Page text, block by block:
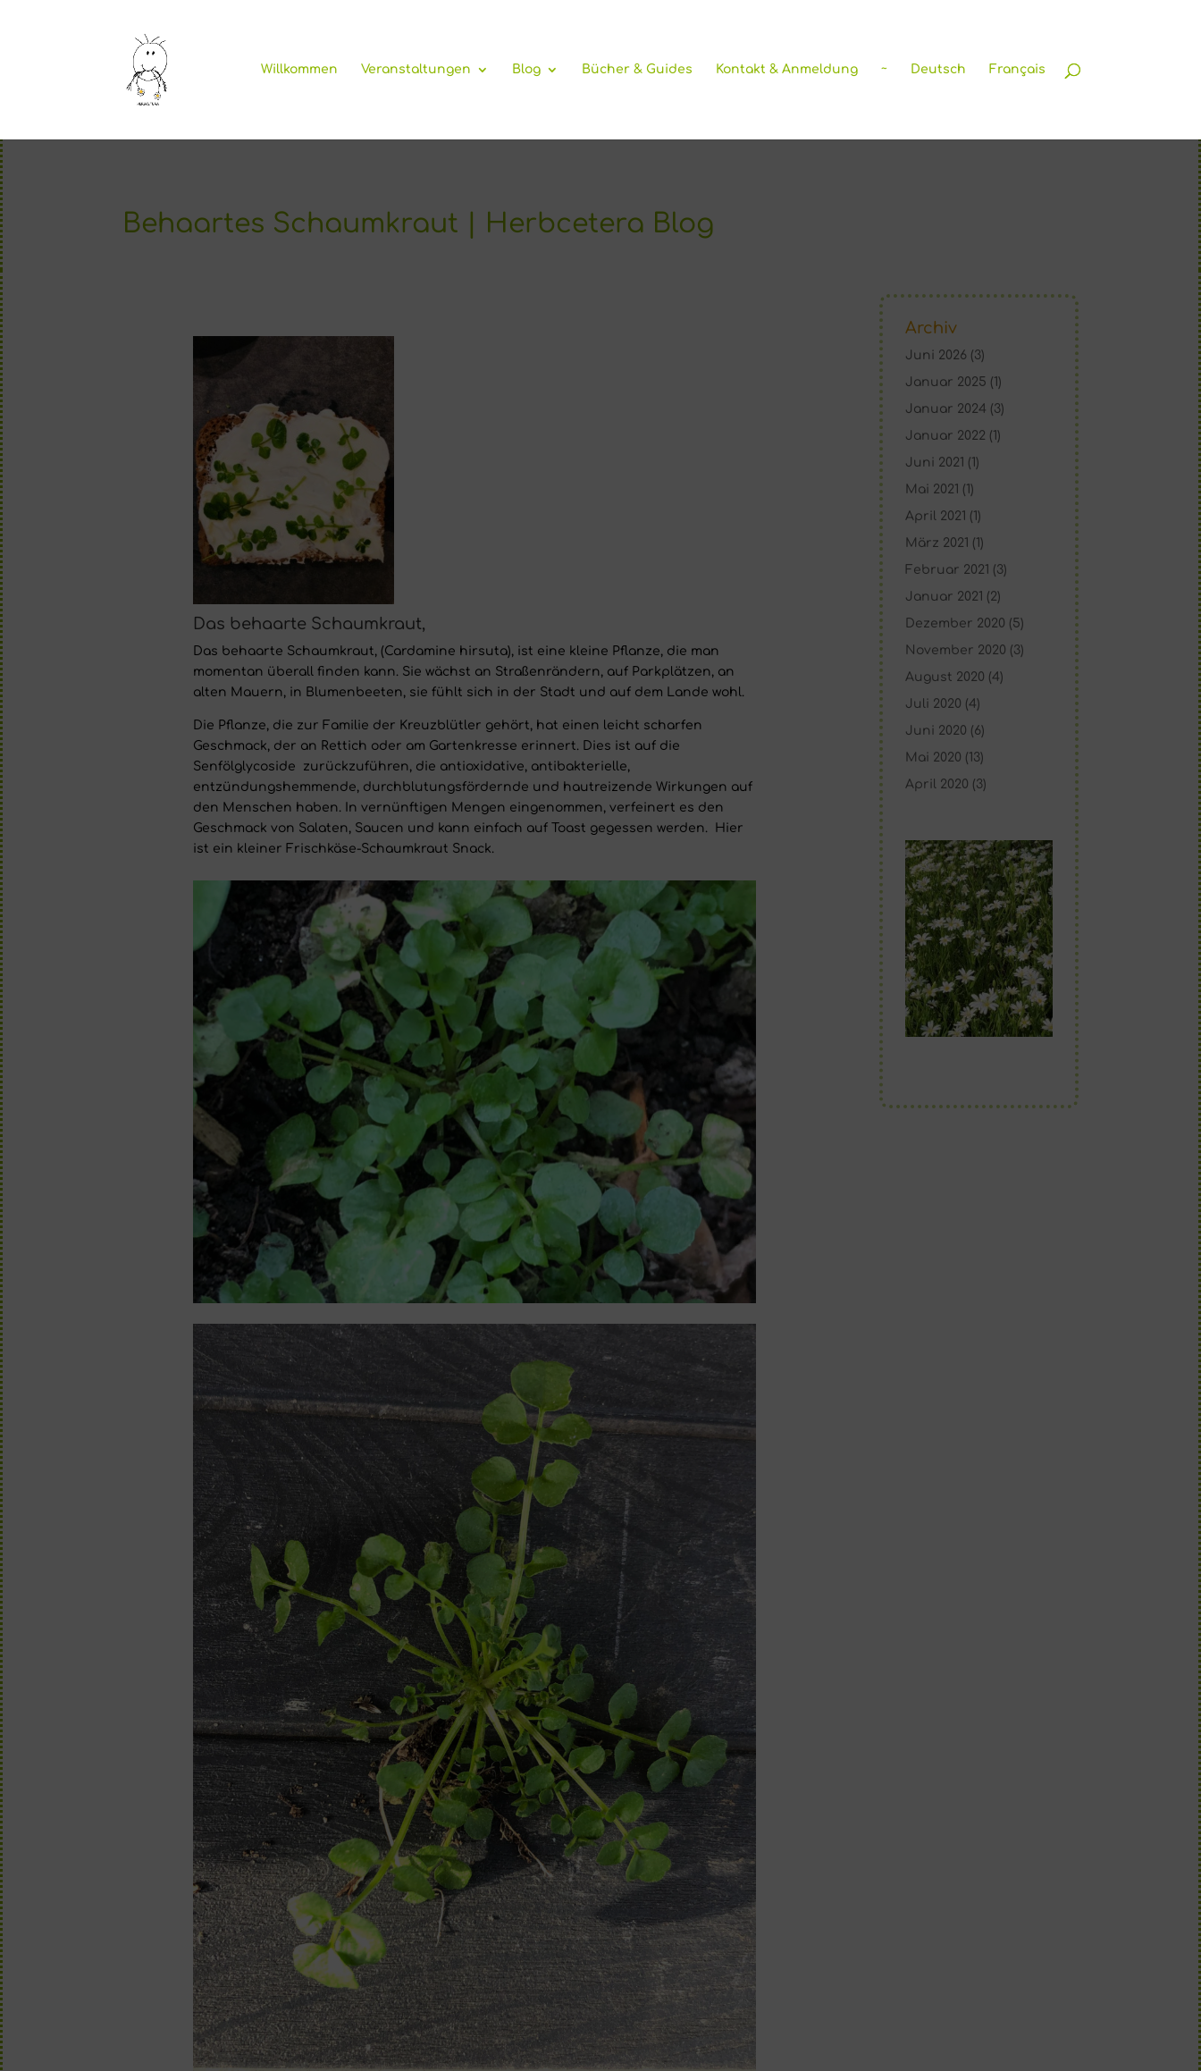
Willkommen Veranstaltungen Blog Bücher & Guides Kontakt & Anmeldung ~ Deutsch Français
Behaartes Schaumkraut | Herbcetera Blog
Das behaarte Schaumkraut,
Das behaarte Schaumkraut, (Cardamine hirsuta), ist eine kleine Pflanze, die man
momentan überall finden kann. Sie wächst an Straßenrändern, auf Parkplätzen, an
alten Mauern, in Blumenbeeten, sie fühlt sich in der Stadt und auf dem Lande wohl.
Die Pflanze, die zur Familie der Kreuzblütler gehört, hat einen leicht scharfen
Geschmack, der an Rettich oder am Gartenkresse erinnert. Dies ist auf die
Senfölglycoside
zurückzuführen, die antioxidative, antibakterielle,
entzündungshemmende, durchblutungsfördernde und hautreizende Wirkungen auf
den Menschen haben. In vernünftigen Mengen eingenommen, verfeinert es den
Geschmack von Salaten, Saucen und kann einfach auf Toast gegessen werden.
Hier
ist ein kleiner Frischkäse-Schaumkraut Snack.
Archiv
Juni 2026 (3)
Januar 2025 (1)
Januar 2024 (3)
Januar 2022 (1)
Juni 2021 (1)
Mai 2021 (1)
April 2021 (1)
März 2021 (1)
Februar 2021 (3)
Januar 2021 (2)
Dezember 2020 (5)
November 2020 (3)
August 2020 (4)
Juli 2020 (4)
Juni 2020 (6)
Mai 2020 (13)
April 2020 (3)